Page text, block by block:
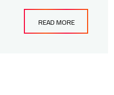
READ MORE